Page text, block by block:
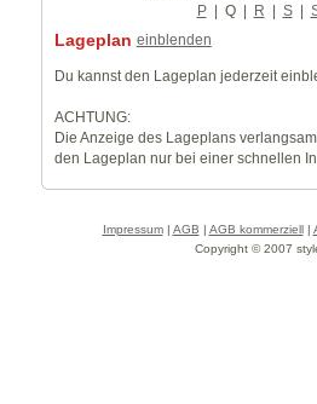
P | Q | R | S |
Lageplan einblenden
Du kannst den Lageplan jederzeit
ACHTUNG:
Die Anzeige des Lageplans
den Lageplan nur bei einer schnellen
Impressum| AGB | AGB kommerziell|
Copyright © 2007